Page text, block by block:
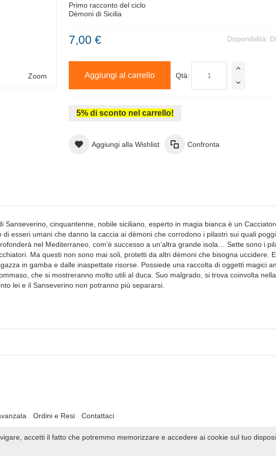
accetti il fatto che potremmo memorizzare e accedere ai cookie sul tuo
Zoom
Primo racconto del ciclo
Dèmoni di Sicilia
Disponibilità:
7,00 €
Qtà:
Aggiungi al carrello
5% di sconto nel carrello!
Aggiungi alla Wishlist Confronta
Sanseverino, cinquantenne, nobile siciliano, esperto in magia bianca è un
esseri umani che danno la caccia ai dèmoni che corrodono i pilastri sui quali
nel Mediterraneo, com’è successo a un’altra grande isola… Sette sono i
Ma questi non sono mai soli, protetti da altri dèmoni che bisogna uccidere.
in gamba e dalle inaspettate risorse. Possiede una raccolta di oggetti magici
che si mostreranno molto utili al duca. Suo malgrado, si trova coinvolta nella
lei e il Sanseverino non potranno più separarsi.
Ordini e Resi Contattaci